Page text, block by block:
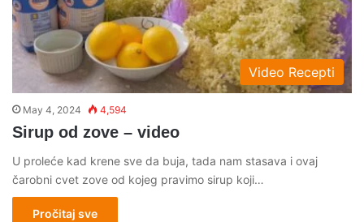
Video Recepti
May 4, 2024 4,594
Sirup od zove – video
U proleće kad krene sve da buja, tada nam stasava i ovaj
čarobni cvet zove od kojeg pravimo sirup koji…
Pročitaj sve